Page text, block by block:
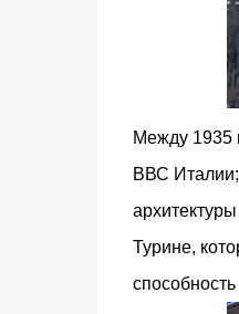
Между 1935
ВВС Италии;
Турине,